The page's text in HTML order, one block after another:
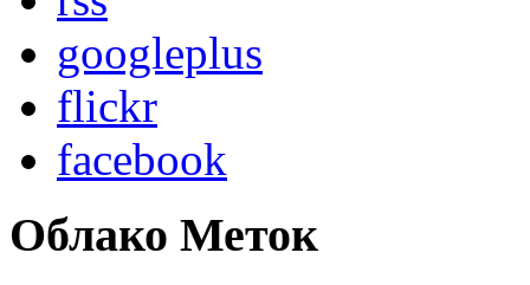
googleplus
flickr
facebook
Облако Меток